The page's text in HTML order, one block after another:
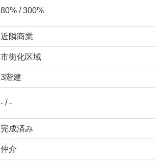
80% / 300%
近隣商業
市街化区域
3階建
- / -
完成済み
仲介